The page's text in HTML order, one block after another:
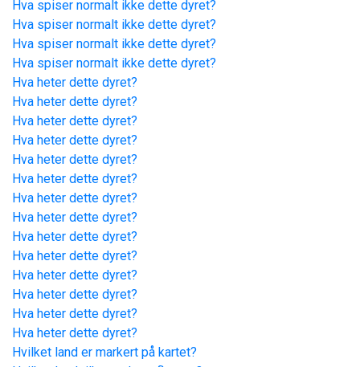
Hva spiser normalt ikke dette dyret?
Hva spiser normalt ikke dette dyret?
Hva spiser normalt ikke dette dyret?
Hva spiser normalt ikke dette dyret?
Hva heter dette dyret?
Hva heter dette dyret?
Hva heter dette dyret?
Hva heter dette dyret?
Hva heter dette dyret?
Hva heter dette dyret?
Hva heter dette dyret?
Hva heter dette dyret?
Hva heter dette dyret?
Hva heter dette dyret?
Hva heter dette dyret?
Hva heter dette dyret?
Hva heter dette dyret?
Hva heter dette dyret?
Hvilket land er markert på kartet?